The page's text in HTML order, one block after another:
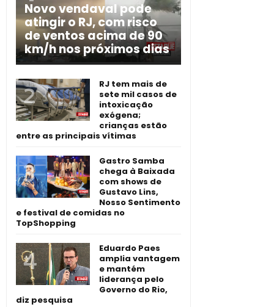
Novo vendaval pode
atingir o RJ, com risco
de ventos acima de 90
km/h nos próximos dias
RJ tem mais de
sete mil casos de
intoxicação
exógena;
crianças estão
entre as principais vítimas
Gastro Samba
chega à Baixada
com shows de
Gustavo Lins,
Nosso Sentimento
e festival de comidas no
TopShopping
Eduardo Paes
amplia vantagem
e mantém
liderança pelo
Governo do Rio,
diz pesquisa